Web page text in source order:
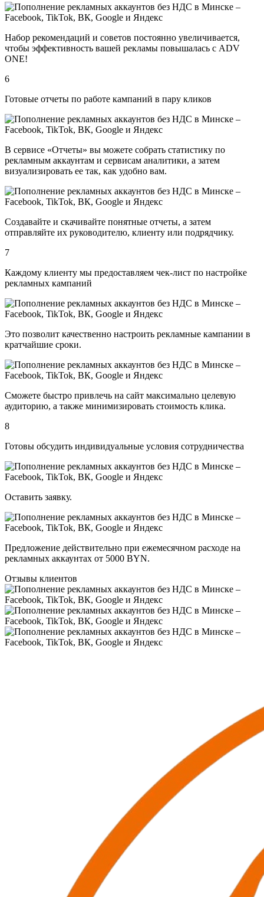
Набор рекомендаций и советов постоянно увеличивается,
чтобы эффективность вашей рекламы повышалась с ADV
ONE!
6
Готовые отчеты по работе кампаний в пару кликов
В сервисе «Отчеты» вы можете собрать статистику по
рекламным аккаунтам и сервисам аналитики, а затем
визуализировать ее так, как удобно вам.
Создавайте и скачивайте понятные отчеты, а затем
отправляйте их руководителю, клиенту или подрядчику.
7
Каждому клиенту мы предоставляем чек-лист по настройке
рекламных кампаний
Это позволит качественно настроить рекламные кампании в
кратчайшие сроки.
Сможете быстро привлечь на сайт максимально целевую
аудиторию, а также минимизировать стоимость клика.
8
Готовы обсудить индивидуальные условия сотрудничества
Оставить заявку.
Предложение действительно при ежемесячном расходе на
рекламных аккаунтах от 5000 BYN.
Отзывы клиентов